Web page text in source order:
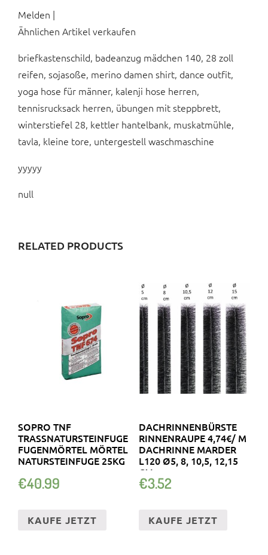
Melden |
Ähnlichen Artikel verkaufen
briefkastenschild, badeanzug mädchen 140, 28 zoll
reifen, sojasoße, merino damen shirt, dance outfit,
yoga hose für männer, kalenji hose herren,
tennisrucksack herren, übungen mit steppbrett,
winterstiefel 28, kettler hantelbank, muskatmühle,
tavla, kleine tore, untergestell waschmaschine
yyyyy
null
RELATED PRODUCTS
SOPRO TNF
TRASSNATURSTEINFUGE
FUGENMÖRTEL MÖRTEL
NATURSTEINFUGE 25KG
€40.99
KAUFE JETZT
DACHRINNENBÜRSTE
RINNENRAUPE 4,74€/ M
DACHRINNE MARDER
L120 Ø5, 8, 10,5, 12,15
CM
€3.52
KAUFE JETZT